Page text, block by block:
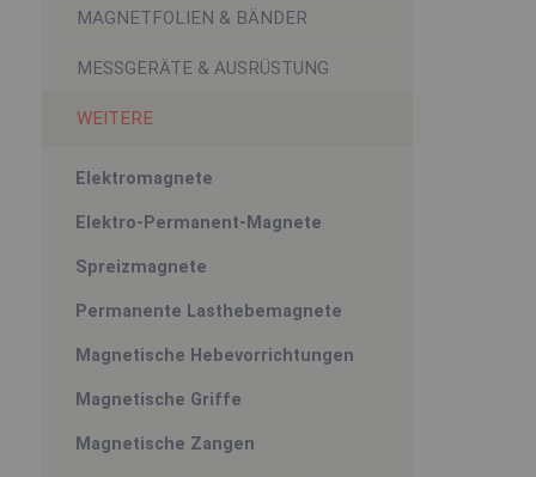
MAGNETFOLIEN & BÄNDER
MESSGERÄTE & AUSRÜSTUNG
WEITERE
Elektromagnete
Elektro-Permanent-Magnete
Spreizmagnete
Permanente Lasthebemagnete
Magnetische Hebevorrichtungen
Magnetische Griffe
Magnetische Zangen